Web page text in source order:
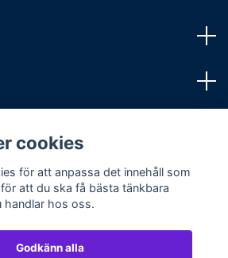
cookies
för att anpassa det innehåll som
att du ska få bästa tänkbara
handlar hos oss.
Godkänn alla